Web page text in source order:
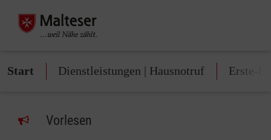
Start Dienstleistungen | Hausnotruf Erste-
Vorlesen